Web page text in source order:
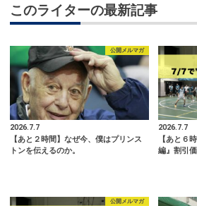
このライターの最新記事
公開メルマガ
2026.7.7
【あと２時間】なぜ今、僕はプリンス
トンを伝えるのか。
2026.7.7
【あと６
編』割引
公開メルマガ